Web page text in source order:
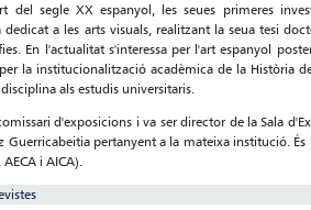
del segle XX espanyol, les seues primeres
dedicat a les arts visuals, realitzant la seua tesi
En l'actualitat s'interessa per l'art espanyol
la institucionalització acadèmica de la Història
als estudis universitaris.
d'exposicions i va ser director de la Sala
Guerricabeitia pertanyent a la mateixa institució.
i AICA).